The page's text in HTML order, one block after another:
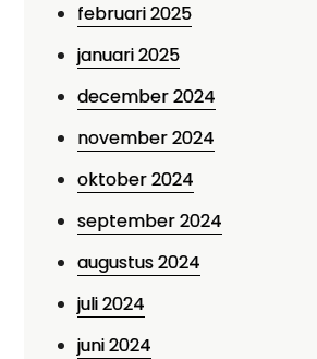
februari 2025
januari 2025
december 2024
november 2024
oktober 2024
september 2024
augustus 2024
juli 2024
juni 2024